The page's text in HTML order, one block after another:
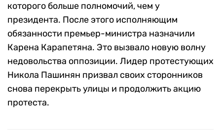
которого больше полномочий, чем у
президента. После этого исполняющим
обязанности премьер-министра назначили
Карена Карапетяна. Это вызвало новую волну
недовольства оппозиции. Лидер протестующих
Никола Пашинян призвал своих сторонников
снова перекрыть улицы и продолжить акцию
протеста.